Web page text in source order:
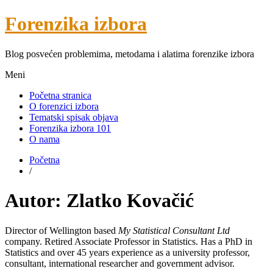
Forenzika izbora
Blog posvećen problemima, metodama i alatima forenzike izbora
Meni
Početna stranica
O forenzici izbora
Tematski spisak objava
Forenzika izbora 101
O nama
Početna
/
Autor: Zlatko Kovačić
Director of Wellington based My Statistical Consultant Ltd
company. Retired Associate Professor in Statistics. Has a PhD in
Statistics and over 45 years experience as a university professor,
consultant, international researcher and government advisor.